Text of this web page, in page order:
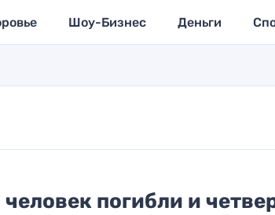
Шоу-Бизнес Деньги
погибли и